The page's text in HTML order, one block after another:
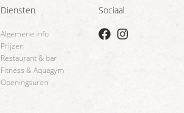
Diensten
Algemene info
Prijzen
Restaurant & bar
Fitness & Aquagym
Openingsuren
Sociaal